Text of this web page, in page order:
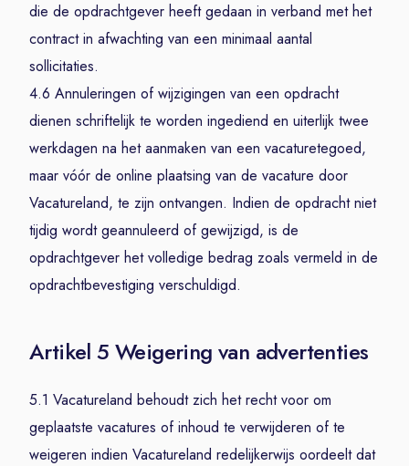
die de opdrachtgever heeft gedaan in verband met het
contract in afwachting van een minimaal aantal
sollicitaties.
4.6 Annuleringen of wijzigingen van een opdracht
dienen schriftelijk te worden ingediend en uiterlijk twee
werkdagen na het aanmaken van een vacaturetegoed,
maar vóór de online plaatsing van de vacature door
Vacatureland, te zijn ontvangen. Indien de opdracht niet
tijdig wordt geannuleerd of gewijzigd, is de
opdrachtgever het volledige bedrag zoals vermeld in de
opdrachtbevestiging verschuldigd.
Artikel 5 Weigering van advertenties
5.1 Vacatureland behoudt zich het recht voor om
geplaatste vacatures of inhoud te verwijderen of te
weigeren indien Vacatureland redelijkerwijs oordeelt dat